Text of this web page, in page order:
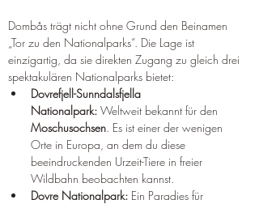
Dombås trägt nicht ohne Grund den Beinamen
„Tor zu den Nationalparks“. Die Lage ist
einzigartig, da sie direkten Zugang zu gleich drei
spektakulären Nationalparks bietet:
Dovrefjell-Sunndalsfjella
Nationalpark: Weltweit bekannt für den
Moschusochsen . Es ist einer der wenigen
Orte in Europa, an dem du diese
beeindruckenden Urzeit-Tiere in freier
Wildbahn beobachten kannst.
Dovre Nationalpark: Ein Paradies für